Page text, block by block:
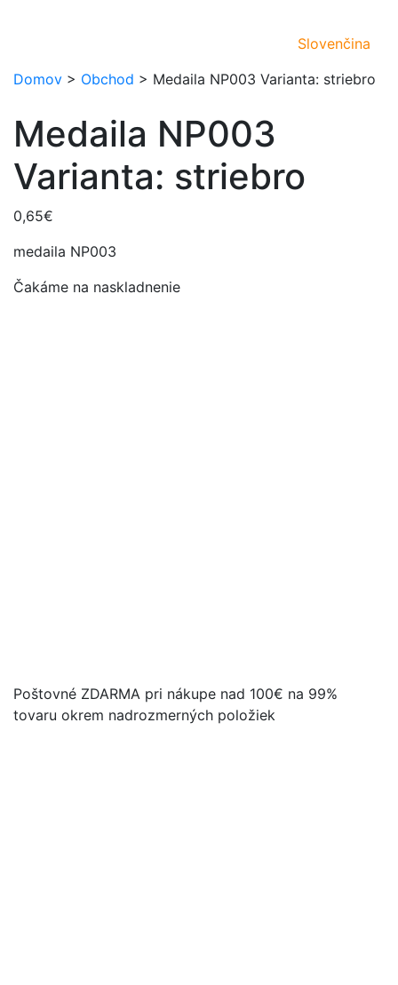
Slovenčina
Domov > Obchod > Medaila NP003 Varianta: striebro
Medaila NP003
Varianta: striebro
0,65€
medaila NP003
Čakáme na naskladnenie
Poštovné ZDARMA pri nákupe nad 100€ na 99%
tovaru okrem nadrozmerných položiek